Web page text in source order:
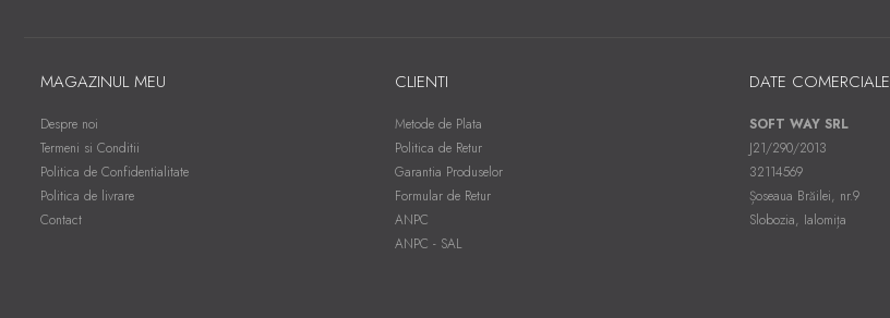
MAGAZINUL MEU
Despre noi
Termeni si Conditii
Politica de Confidentialitate
Politica de livrare
Contact
CLIENTI
Metode de Plata
Politica de Retur
Garantia Produselor
Formular de Retur
ANPC
ANPC - SAL
DATE COMERCIALE
SOFT WAY SRL
J21/290/2013
32114569
Șoseaua Brăilei, nr.9
Slobozia, Ialomița